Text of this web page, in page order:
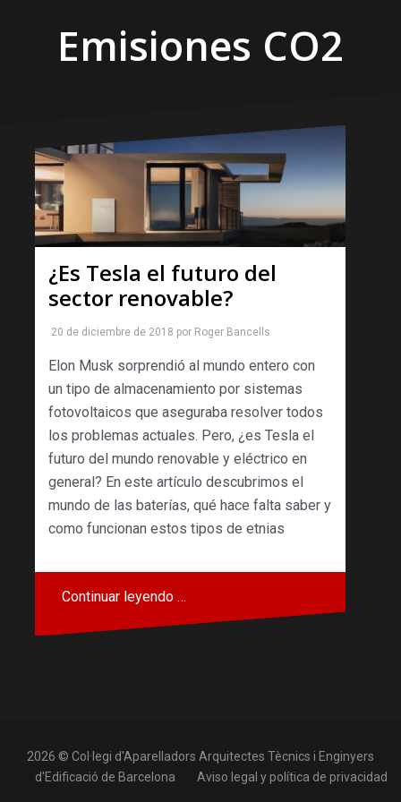
Emisiones CO2
¿Es Tesla el futuro del
sector renovable?
20 de diciembre de 2018 por Roger Bancells
Elon Musk sorprendió al mundo entero con
un tipo de almacenamiento por sistemas
fotovoltaicos que aseguraba resolver todos
los problemas actuales. Pero, ¿es Tesla el
futuro del mundo renovable y eléctrico en
general? En este artículo descubrimos el
mundo de las baterías, qué hace falta saber y
como funcionan estos tipos de etnias
Continuar leyendo …
2026 © Col·legi d'Aparelladors Arquitectes Tècnics i Enginyers
d'Edificació de Barcelona
Aviso legal y política de privacidad